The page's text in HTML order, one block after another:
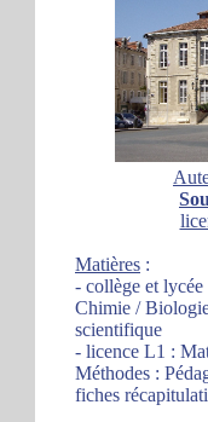
Matières :
- collège et
Chimie /
scientifique
- licence L1 :
Méthodes :
fiches